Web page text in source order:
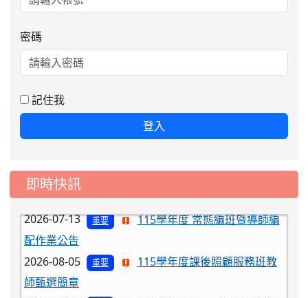
密碼
記住我
登入
即時快訊
2026-08-05
師甄選簡章
2026-08-03
重要
115學年度一、三、五年級常
態編班結果公告
2026-07-31
學校對面建案申請8月份「施
工車輛臨停」一案，請各位用路人留意
游泳比賽楊梅區代表選手 集訓及比賽通知
2026-07-13
重要
115學年度 常態編班暨導師編
配作業公告
2026-08-05
師甄選簡章
2026-08-03